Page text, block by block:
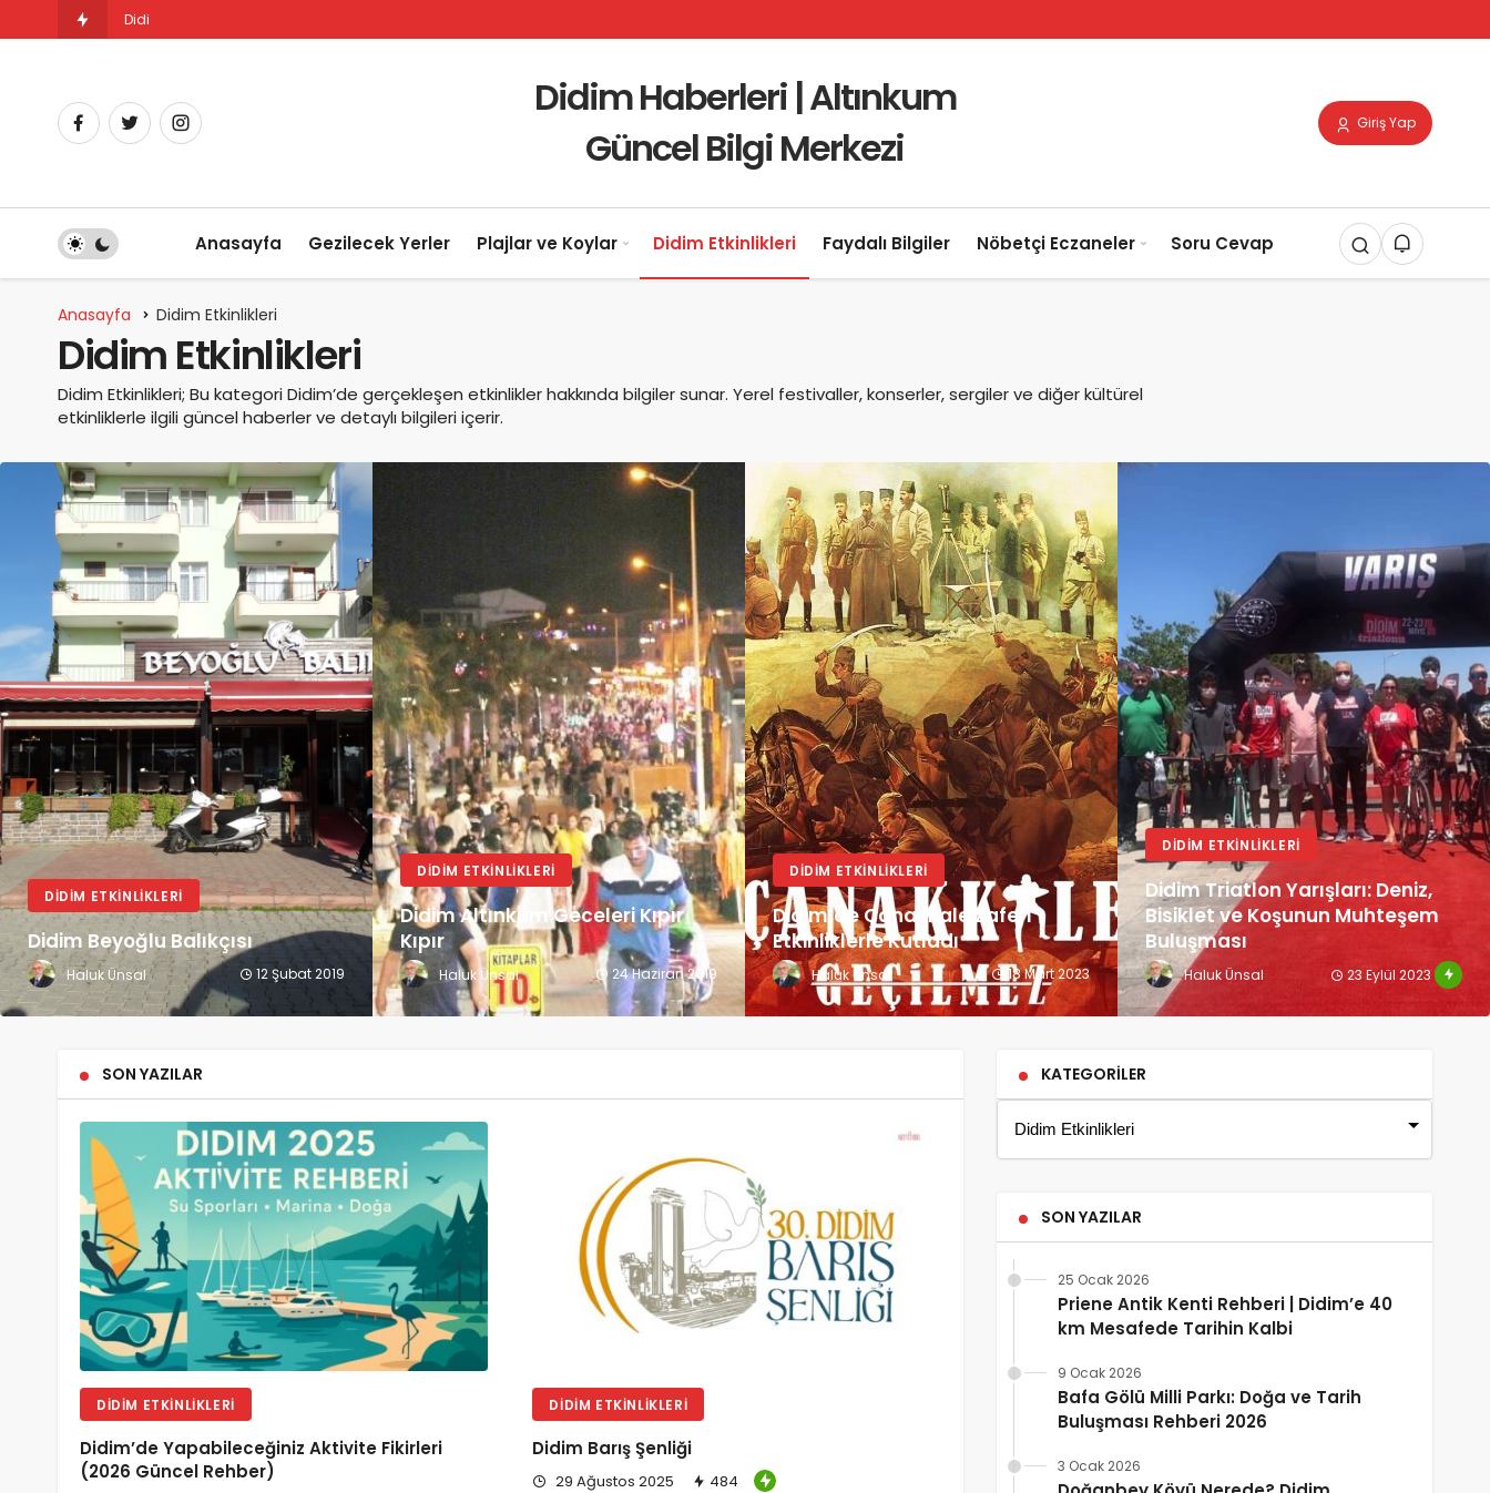
Didim Triatlon Yarışları: Deniz, Bisiklet ve Koşunun Muht
Didim Haberleri | Altınkum
Güncel Bilgi Merkezi
Giriş Yap
Anasayfa Gezilecek Yerler Plajlar ve Koylar Didim Etkinlikleri Faydalı Bilgiler Nöbetçi Eczaneler Soru Cevap
Anasayfa Didim Etkinlikleri
Didim Etkinlikleri
Didim Etkinlikleri; Bu kategori Didim’de gerçekleşen etkinlikler hakkında bilgiler sunar. Yerel festivaller, konserler, sergiler ve diğer kültürel
etkinliklerle ilgili güncel haberler ve detaylı bilgileri içerir.
DIDIM ETKINLIKLERI
Didim Beyoğlu Balıkçısı
Haluk Ünsal 12 Şubat 2019
DIDIM ETKINLIKLERI
Didim Altınkum Geceleri Kıpır
Kıpır
Haluk Ünsal 24 Haziran 2019
DIDIM ETKINLIKLERI
Didim’de Çanakkale Zaferi
Etkinliklerle Kutladı
Haluk Ünsal 18 Mart 2023
DIDIM ETKINLIKLERI
Didim Triatlon Yarışları: Deniz,
Bisiklet ve Koşunun Muhteşem
Buluşması
Haluk Ünsal 23 Eylül 2023
SON YAZILAR
DIDIM ETKINLIKLERI
Didim’de Yapabileceğiniz Aktivite Fikirleri
(2026 Güncel Rehber)
DIDIM ETKINLIKLERI
Didim Barış Şenliği
29 Ağustos 2025
484
KATEGORILER
SON YAZILAR
Priene Antik Kenti Rehberi | Didim’e 40
km Mesafede Tarihin Kalbi
25 Ocak 2026
Bafa Gölü Milli Parkı: Doğa ve Tarih
Buluşması Rehberi 2026
9 Ocak 2026
3 Ocak 2026